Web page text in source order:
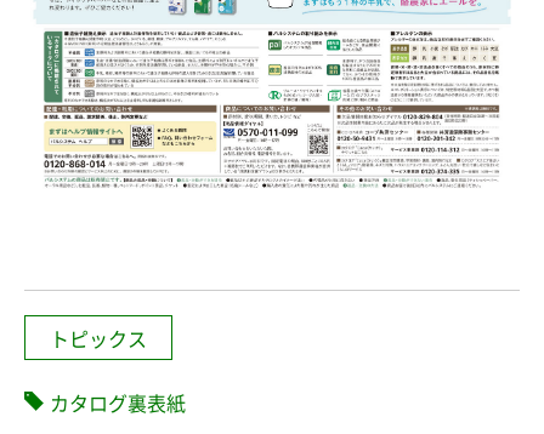
トピックス
カタログ裏表紙